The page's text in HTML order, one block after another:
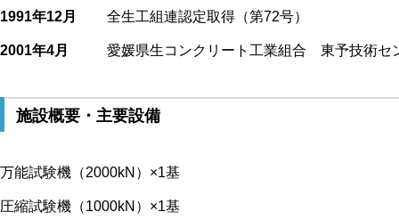
1991年12月 全生工組連認定取得（第72号）
2001年4月 愛媛県生コンクリート工業組合 東予技術セ
施設概要・主要設備
万能試験機（2000kN）×1基
圧縮試験機（1000kN）×1基